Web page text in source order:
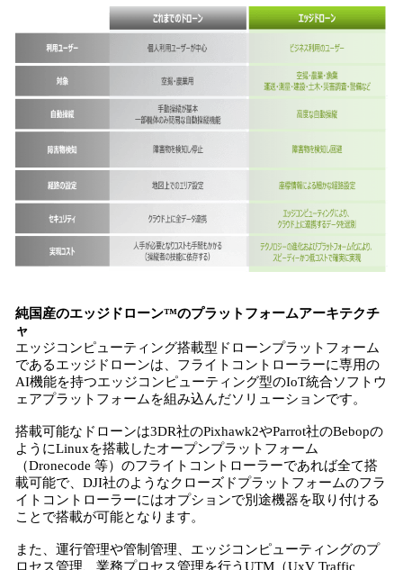
純国産のエッジドローン™のプラットフォームアーキテクチ
ャ
エッジコンピューティング搭載型ドローンプラットフォーム
であるエッジドローンは、フライトコントローラーに専用の
AI機能を持つエッジコンピューティング型のIoT統合ソフトウ
ェアプラットフォームを組み込んだソリューションです。
搭載可能なドローンは3DR社のPixhawk2やParrot社のBebopの
ようにLinuxを搭載したオープンプラットフォーム
（Dronecode 等）のフライトコントローラーであれば全て搭
載可能で、DJI社のようなクローズドプラットフォームのフラ
イトコントローラーにはオプションで別途機器を取り付ける
ことで搭載が可能となります。
また、運行管理や管制管理、エッジコンピューティングのプ
ロセス管理、業務プロセス管理を行うUTM（UxV Traffic